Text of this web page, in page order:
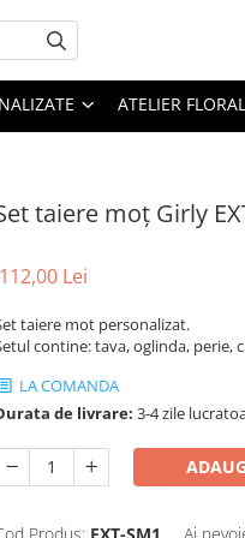
ATELIER FLORAL
taiere moț Girly
112,00 Lei
taiere mot personalizat.
contine: tava, oglinda, perie,
LA COMANDA
de livrare: 3-4 zile